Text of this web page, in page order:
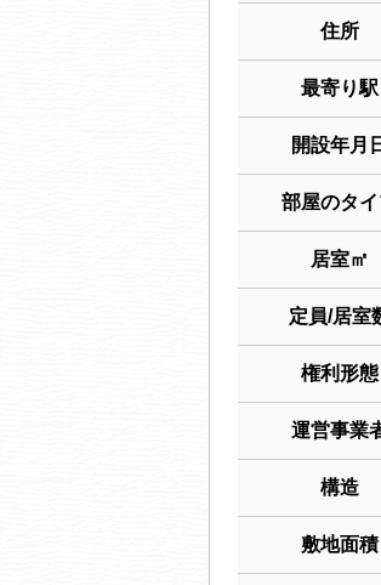
住所
最寄り駅
開設年月
部屋のタ
居室㎡
定員/居室
権利形態
運営事業
構造
敷地面積